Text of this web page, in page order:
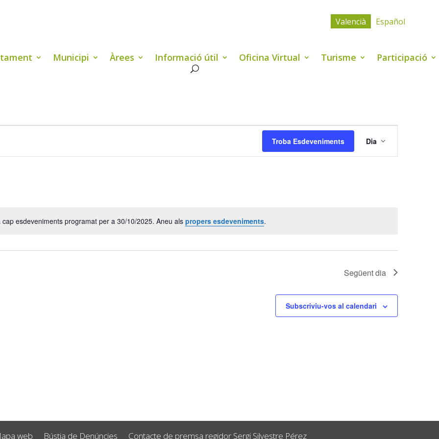
Valencià Español
Municipi Àrees Informació útil Oficina Virtual Turisme Participació
Avís
cap esdeveniments programat per a 30/10/2025. Aneu als propers esdeveniments.
Troba Esdeveniments
Navegació
de
Dia
Següent dia
Subscriviu-vos al calendari
web Bústia de Denúncies Contacte de premsa regidor Sergi Silvestre Pérez